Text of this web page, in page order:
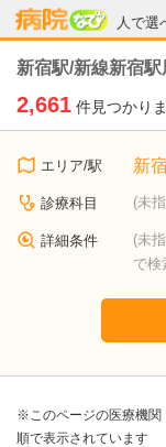
人で選
病院な
新宿駅/新線新宿
2,661 件見つかり
エリア/駅 新
診療科目 (未
詳細条件
(未
で検
※このページの医療機関
順で表示されています